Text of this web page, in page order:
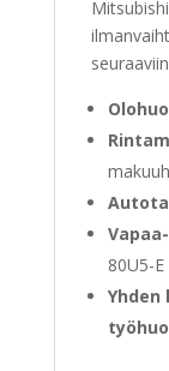
80U5-E
Yhden